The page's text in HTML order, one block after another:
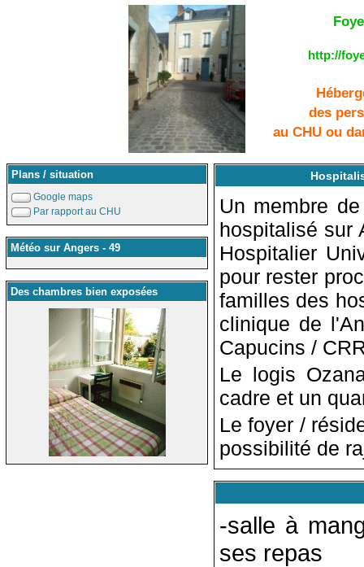
http://
des
au CHU ou
Plans / situation
Google maps
Par rapport au CHU
Météo sur Angers - 49
Des chambres bien exposées
Un membre
hospitalisé sur
Hospitalier
pour rester
familles des
clinique de
Capucins /
Le logis
cadre et un
Le foyer /
possibilité de
-salle à
ses repas